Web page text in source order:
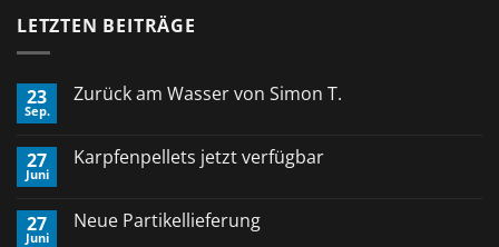
LETZTEN BEITRÄGE
23
Sep.
Zurück am Wasser von Simon T.
Zurück
Simon
T.
27
Juni
Karpfenpellets jetzt verfügbar
Karpfenpellets
27
Juni
Neue Partikellieferung